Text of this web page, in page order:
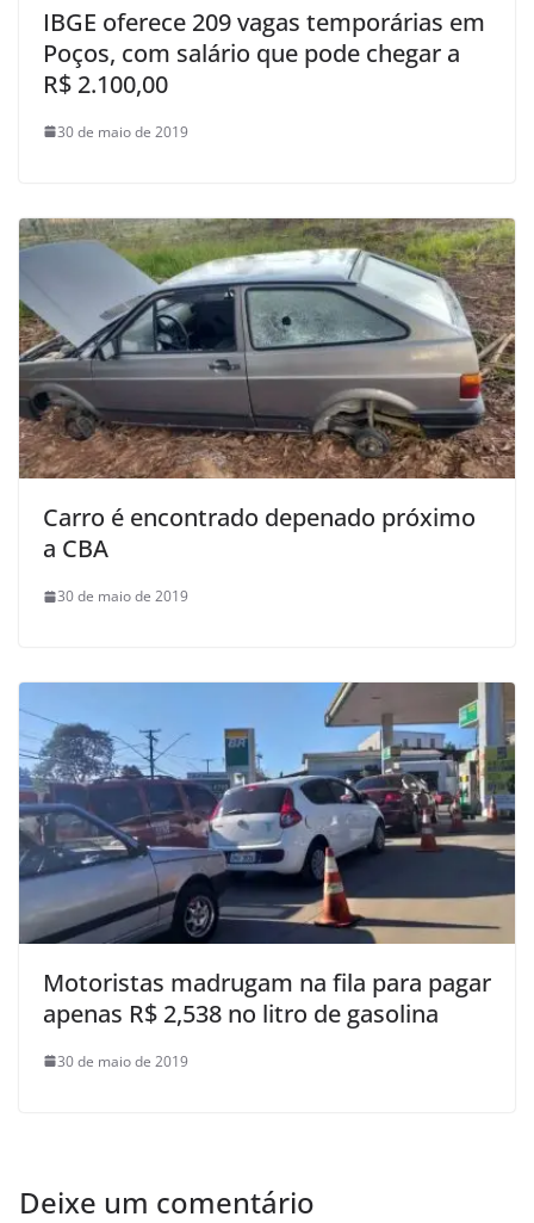
IBGE oferece 209 vagas temporárias em
Poços, com salário que pode chegar a
R$ 2.100,00
30 de maio de 2019
Carro é encontrado depenado próximo
a CBA
30 de maio de 2019
Motoristas madrugam na fila para pagar
apenas R$ 2,538 no litro de gasolina
30 de maio de 2019
Deixe um comentário